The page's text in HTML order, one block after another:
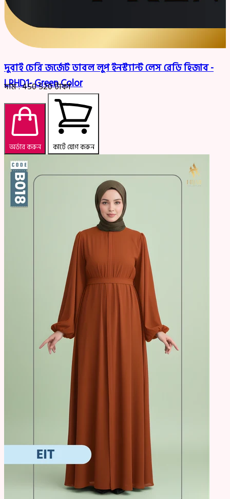
দুবাই চেরি জর্জেট ডাবল লুপ ইনস্ট্যান্ট লেস রেডি হিজাব -
LRHD1- Green Color
দাম :450520টাকা
অর্ডার করুন কার্টে যোগ করুন